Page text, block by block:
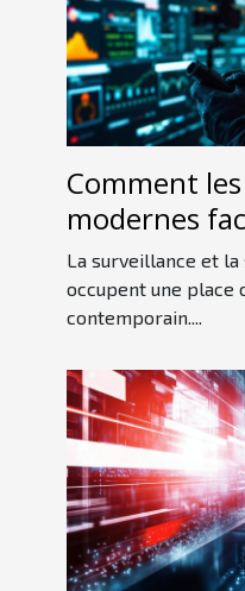
Comment
modernes
détection
La surveillance et
occupent une place
contemporain....